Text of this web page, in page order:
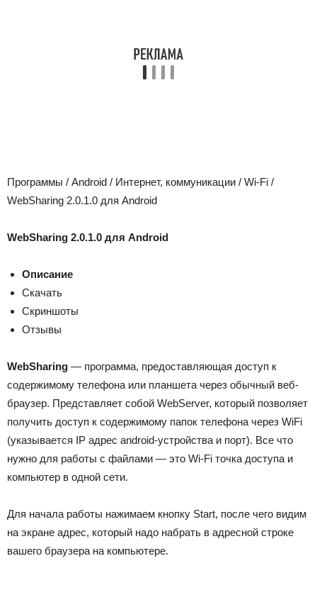
Программы / Android / Интернет, коммуникации / Wi-Fi /
WebSharing 2.0.1.0 для Android
WebSharing 2.0.1.0 для Android
Описание
Скачать
Скриншоты
Отзывы
WebSharing — программа, предоставляющая доступ к
содержимому телефона или планшета через обычный веб-
браузер. Представляет собой WebServer, который позволяет
получить доступ к содержимому папок телефона через WiFi
(указывается IP адрес android-устройства и порт). Все что
нужно для работы с файлами — это Wi-Fi точка доступа и
компьютер в одной сети.
Для начала работы нажимаем кнопку Start, после чего видим
на экране адрес, который надо набрать в адресной строке
вашего браузера на компьютере.